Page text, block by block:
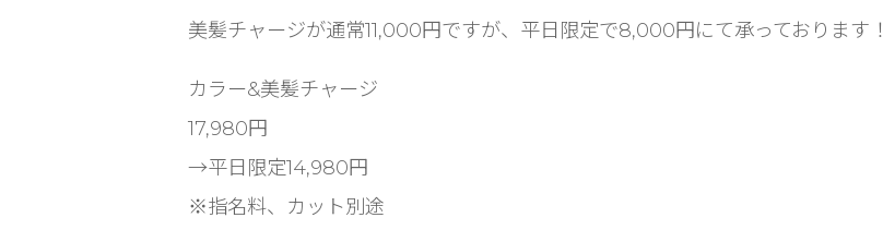
美髪チャージが通常11,000円ですが、平日限定で8,000円にて承っております！
カラー&美髪チャージ
17,980円
→平日限定14,980円
※指名料、カット別途